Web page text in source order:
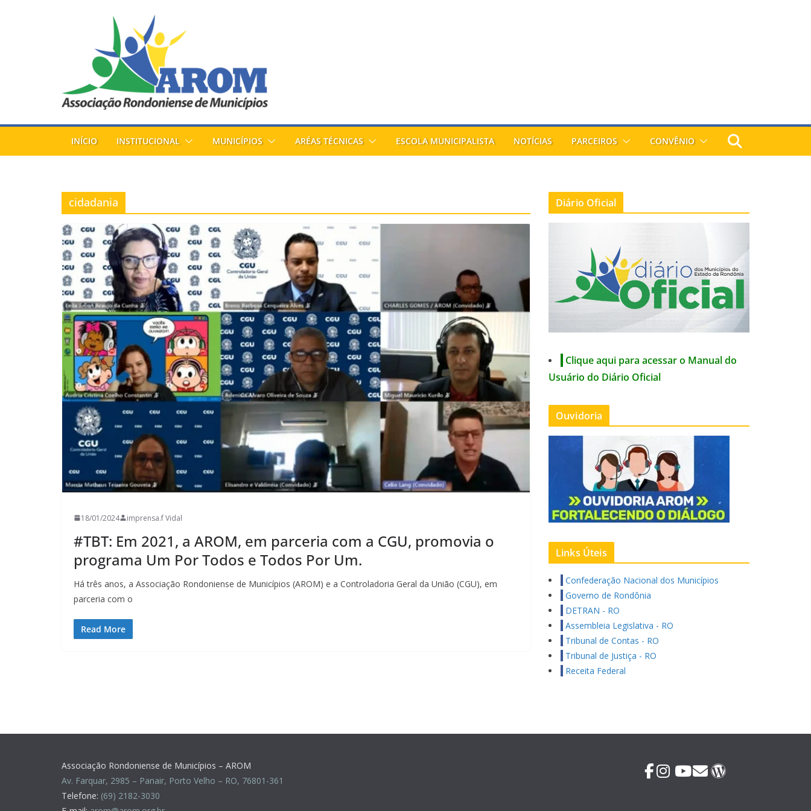
INÍCIO INSTITUCIONAL MUNICÍPIOS ARÉAS TÉCNICAS ESCOLA MUNICIPALISTA NOTÍCIAS PARCEIROS CONVÊNIO
cidadania
18/01/2024 imprensa.f Vidal
#TBT: Em 2021, a AROM, em parceria com a CGU, promovia o
programa Um Por Todos e Todos Por Um.
Há três anos, a Associação Rondoniense de Municípios (AROM) e a Controladoria Geral da União (CGU), em
parceria com o
Read More
Diário Oficial
Clique aqui para acessar o Manual do
Usuário do Diário Oficial
Ouvidoria
Links Úteis
Confederação Nacional dos Municípios
Governo de Rondônia
DETRAN - RO
Assembleia Legislativa - RO
Tribunal de Contas - RO
Tribunal de Justiça - RO
Receita Federal
Associação Rondoniense de Municípios – AROM
Av. Farquar, 2985 – Panair, Porto Velho – RO, 76801-361
Telefone: (69) 2182-3030